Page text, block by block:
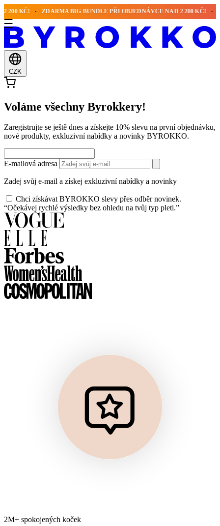
200 KČ! ZDARMA BIG BUNDLE PŘI OBJEDNÁVCE NAD 2 200 KČ!
CZK
Voláme všechny Byrokkery!
Zaregistrujte se ještě dnes a získejte 10% slevu na první objednávku,
nové produkty, exkluzivní nabídky a novinky BYROKKO.
E-mailová adresa
Zadej svůj e-mail a získej exkluzivní nabídky a novinky
Chci získávat BYROKKO slevy přes odběr novinek.
“Očekávej rychlé výsledky bez ohledu na tvůj typ pleti.”
2M+ spokojených koček